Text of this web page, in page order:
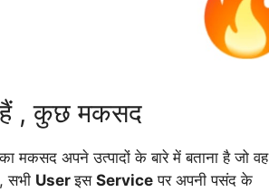
हैं , कुछ मकसद
मकसद अपने उत्पादों के बारे में बताना है जो वह
सभी Userइस Service पर अपनी पसंद के